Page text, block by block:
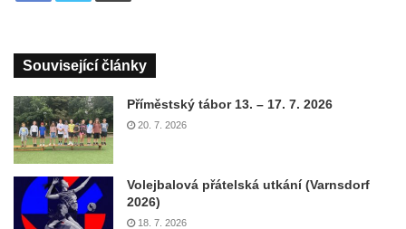
Související články
Příměstský tábor 13. – 17. 7. 2026
20. 7. 2026
Volejbalová přátelská utkání (Varnsdorf
2026)
18. 7. 2026